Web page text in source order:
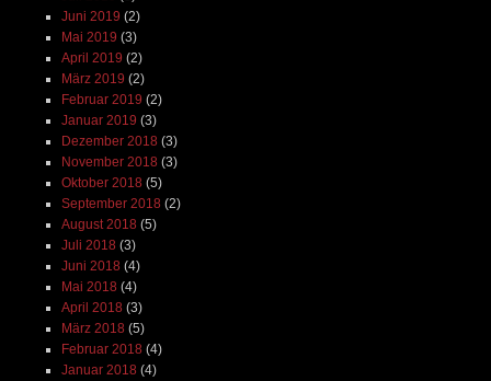
Juni 2019 (2)
Mai 2019 (3)
April 2019 (2)
März 2019 (2)
Februar 2019 (2)
Januar 2019 (3)
Dezember 2018 (3)
November 2018 (3)
Oktober 2018 (5)
September 2018 (2)
August 2018 (5)
Juli 2018 (3)
Juni 2018 (4)
Mai 2018 (4)
April 2018 (3)
März 2018 (5)
Februar 2018 (4)
Januar 2018 (4)